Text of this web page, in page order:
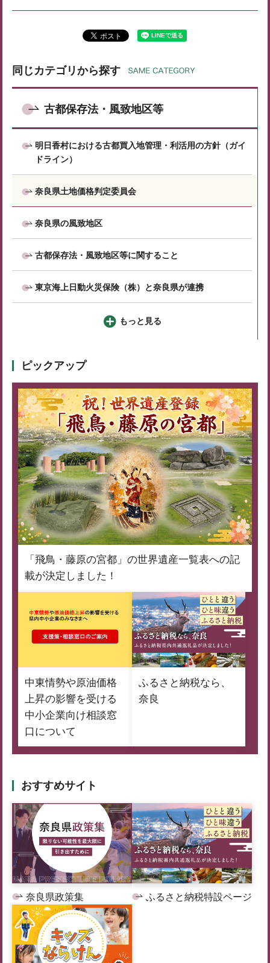
同じカテゴリから探す
古都保存法・風致地区等
明日香村における古都買入地管理・利活用の方針（ガイ
ドライン）
奈良県土地価格判定委員会
奈良県の風致地区
古都保存法・風致地区等に関すること
東京海上日動火災保険（株）と奈良県が連携
もっと見る
ピックアップ
「飛鳥・藤原の宮都」の世界遺産一覧表への記
載が決定しました！
中東情勢や原油価格
上昇の影響を受ける
中小企業向け相談窓
口について
ふるさと納税なら、
奈良
おすすめサイト
奈良県政策集 ふるさと納税特設ページ